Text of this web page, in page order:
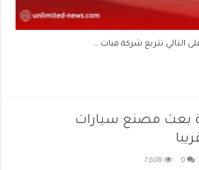
التالي تتربع شركة فيات …
بعث مصنع سيارات
0
7,608